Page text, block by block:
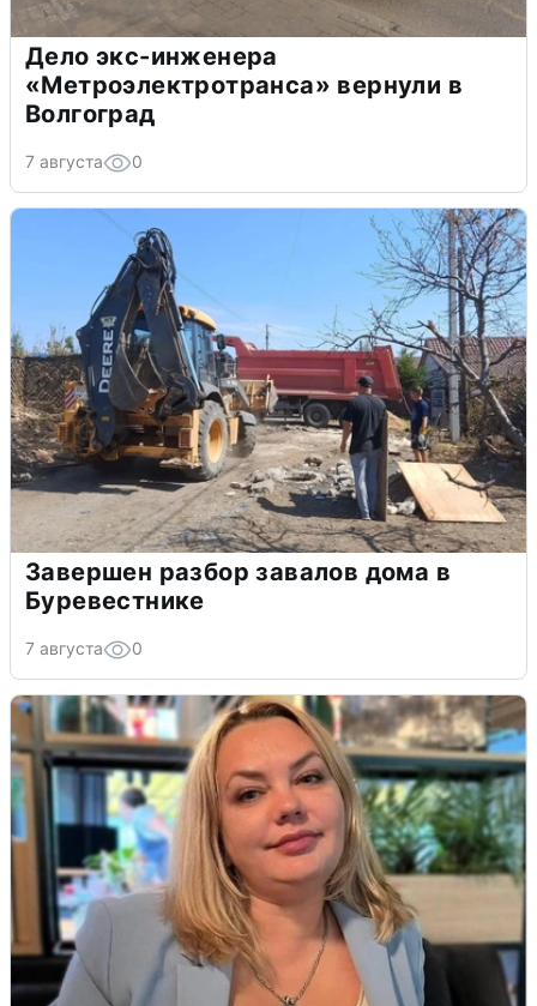
Дело экс-инженера
«Метроэлектротранса» вернули в
Волгоград
7 августа 0
Завершен разбор завалов дома в
Буревестнике
7 августа 0